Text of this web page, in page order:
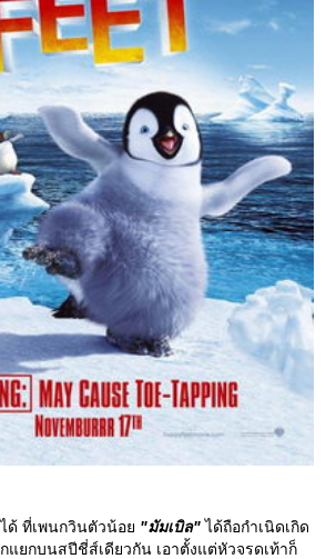
ด้ ที่เพนกวินตัวน้อ "มัมเบิล"ได้ถือกำเนิดเกิด
แยกบนสปีชี่ส์เดียวกัน เอาตั้งแต่หัวจรดเท้าก็